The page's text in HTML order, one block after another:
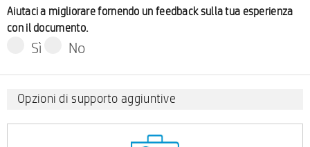
Aiutaci a migliorare fornendo un feedback sulla tua esperienza
con il documento.
Sì No
Opzioni di supporto aggiuntive